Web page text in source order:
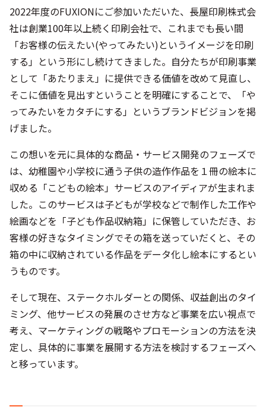
2022年度のFUXIONにご参加いただいた、長屋印刷株式会
社は創業100年以上続く印刷会社で、これまでも長い間
「お客様の伝えたい(やってみたい)というイメージを印刷
する」という形にし続けてきました。自分たちが印刷事業
として「あたりまえ」に提供できる価値を改めて見直し、
そこに価値を見出すということを明確にすることで、「や
ってみたいをカタチにする」というブランドビジョンを掲
げました。
この想いを元に具体的な商品・サービス開発のフェーズで
は、幼稚園や小学校に通う子供の造作作品を１冊の絵本に
収める「こどもの絵本」サービスのアイディアが生まれま
した。このサービスは子どもが学校などで制作した工作や
絵画などを「子ども作品収納箱」に保管していただき、お
客様の好きなタイミングでその箱を送っていだくと、その
箱の中に収納されている作品をデータ化し絵本にするとい
うものです。
そして現在、ステークホルダーとの関係、収益創出のタイ
ミング、他サービスの発展のさせ方など事業を広い視点で
考え、マーケティングの戦略やプロモーションの方法を決
定し、具体的に事業を展開する方法を検討するフェーズへ
と移っています。